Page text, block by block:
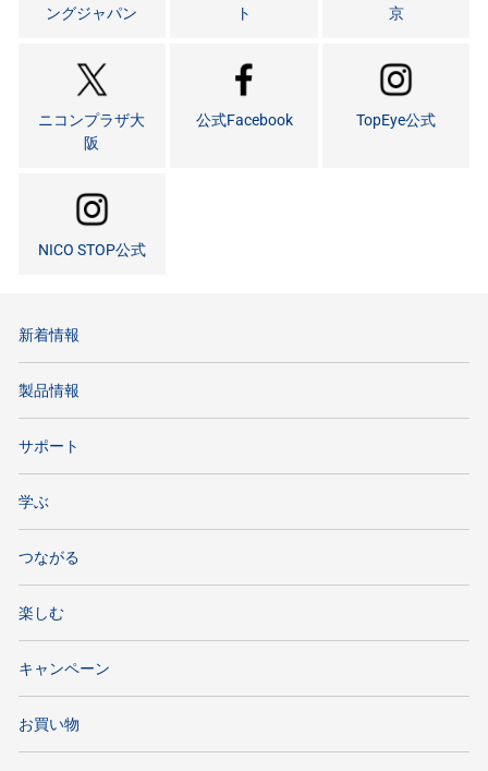
ングジャパン
ト
京
ニコンプラザ大
阪
公式Facebook TopEye公式
NICO STOP公式
新着情報
製品情報
サポート
学ぶ
つながる
楽しむ
キャンペーン
お買い物